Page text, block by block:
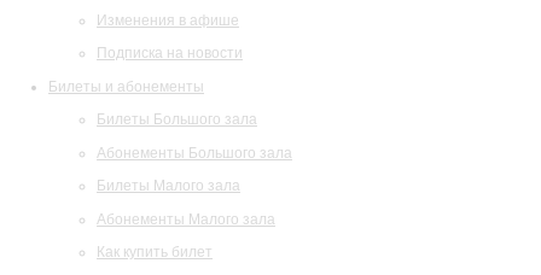
Изменения в афише
Подписка на новости
Билеты и абонементы
Билеты Большого зала
Абонементы Большого зала
Билеты Малого зала
Абонементы Малого зала
Как купить билет